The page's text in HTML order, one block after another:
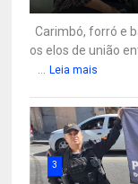
Carimbó, forró e
os elos de união
Leia mais
3